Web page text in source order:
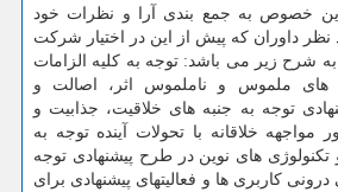
خصوص به جمع بندی آرا و نظرات خود
نظر داوران که پیش از این در اختیار شرکت
به شرح زیر می باشد: توجه به کلیه الزامات
ملموس و ناملموس اثر، اصالت و
توجه به جنبه های خلاقیت، جذابیت و
مواجهه خلاقانه با تحولات آینده توجه به
تکنولوژی های نوین در طرح پیشنهادی توجه
کاربری ها و فعالیتهای پیشنهادی برای